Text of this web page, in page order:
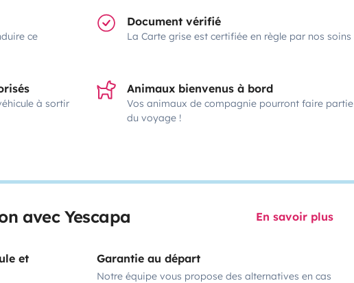
ce
Document vérifié
La Carte grise est certifiée en règle par nos soins
à sortir
Animaux bienvenus à bord
Vos animaux de compagnie pourront faire partie
du voyage !
avec Yescapa En savoir plus
et
Garantie au départ
Notre équipe vous propose des alternatives en cas